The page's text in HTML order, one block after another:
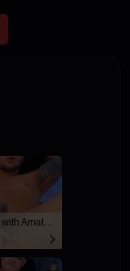
Live Cams with Amateur Men